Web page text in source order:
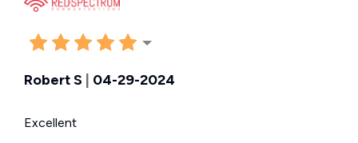
Robert S 04-29-2024
Excellent